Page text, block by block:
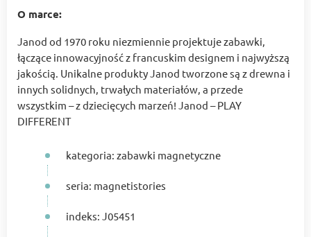
O marce:
Janod od 1970 roku niezmiennie projektuje zabawki,
łączące innowacyjność z francuskim designem i najwyższą
jakością. Unikalne produkty Janod tworzone są z drewna i
innych solidnych, trwałych materiałów, a przede
wszystkim – z dziecięcych marzeń! Janod – PLAY
DIFFERENT
kategoria: zabawki magnetyczne
seria: magnetistories
indeks: J05451